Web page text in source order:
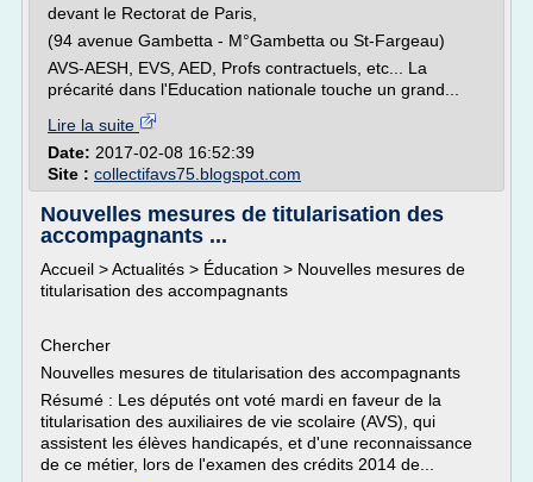
devant le Rectorat de Paris,
(94 avenue Gambetta - M°Gambetta ou St-Fargeau)
AVS-AESH, EVS, AED, Profs contractuels, etc... La
précarité dans l'Education nationale touche un grand...
Lire la suite
Date: 2017-02-08 16:52:39
Site : collectifavs75.blogspot.com
Nouvelles mesures de titularisation des
accompagnants ...
Accueil > Actualités > Éducation > Nouvelles mesures de
titularisation des accompagnants
Chercher
Nouvelles mesures de titularisation des accompagnants
Résumé : Les députés ont voté mardi en faveur de la
titularisation des auxiliaires de vie scolaire (AVS), qui
assistent les élèves handicapés, et d'une reconnaissance
de ce métier, lors de l'examen des crédits 2014 de...